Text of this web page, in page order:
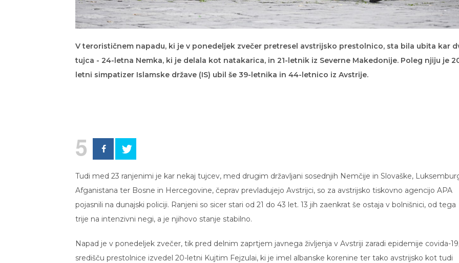
V terorističnem napadu, ki je v ponedeljek zvečer pretresel avstrijsko prestolnico, sta bila ubita kar
tujca - 24-letna Nemka, ki je delala kot natakarica, in 21-letnik iz Severne Makedonije. Poleg njiju je
letni simpatizer Islamske države (IS) ubil še 39-letnika in 44-letnico iz Avstrije.
5
Tudi med 23 ranjenimi je kar nekaj tujcev, med drugim državljani sosednjih Nemčije in Slovaške,
Afganistana ter Bosne in Hercegovine, čeprav prevladujejo Avstrijci, so za avstrijsko tiskovno agencijo APA
pojasnili na dunajski policiji. Ranjeni so sicer stari od 21 do 43 let. 13 jih zaenkrat še ostaja v bolnišnici, od tega
trije na intenzivni negi, a je njihovo stanje stabilno.
Napad je v ponedeljek zvečer, tik pred delnim zaprtjem javnega življenja v Avstriji zaradi epidemije covida-
središču prestolnice izvedel 20-letni Kujtim Fejzulai, ki je imel albanske korenine ter tako avstrijsko kot tudi